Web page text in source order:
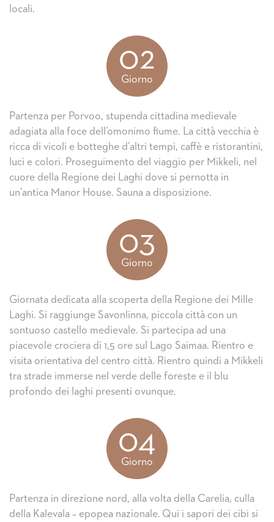
locali.
02
Giorno
Partenza per Porvoo, stupenda cittadina medievale
adagiata alla foce dell’omonimo fiume. La città vecchia è
ricca di vicoli e botteghe d’altri tempi, caffè e ristorantini,
luci e colori. Proseguimento del viaggio per Mikkeli, nel
cuore della Regione dei Laghi dove si pernotta in
un’antica Manor House. Sauna a disposizione.
03
Giorno
Giornata dedicata alla scoperta della Regione dei Mille
Laghi. Si raggiunge Savonlinna, piccola città con un
sontuoso castello medievale. Si partecipa ad una
piacevole crociera di 1,5 ore sul Lago Saimaa. Rientro e
visita orientativa del centro città. Rientro quindi a Mikkeli
tra strade immerse nel verde delle foreste e il blu
profondo dei laghi presenti ovunque.
04
Giorno
Partenza in direzione nord, alla volta della Carelia, culla
della Kalevala – epopea nazionale. Qui i sapori dei cibi si